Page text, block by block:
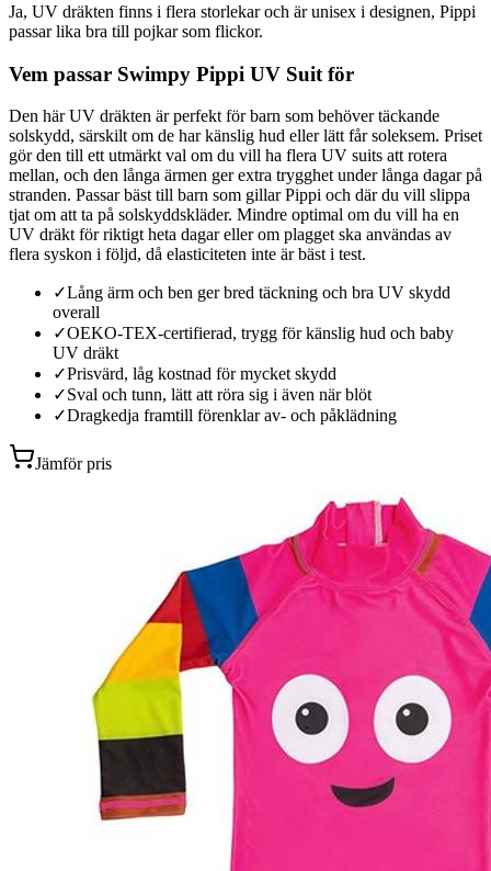
Ja, UV dräkten finns i flera storlekar och är unisex i designen, Pippi
passar lika bra till pojkar som flickor.
Vem passar Swimpy Pippi UV Suit för
Den här UV dräkten är perfekt för barn som behöver täckande
solskydd, särskilt om de har känslig hud eller lätt får soleksem. Priset
gör den till ett utmärkt val om du vill ha flera UV suits att rotera
mellan, och den långa ärmen ger extra trygghet under långa dagar på
stranden. Passar bäst till barn som gillar Pippi och där du vill slippa
tjat om att ta på solskyddskläder. Mindre optimal om du vill ha en
UV dräkt för riktigt heta dagar eller om plagget ska användas av
flera syskon i följd, då elasticiteten inte är bäst i test.
✓Lång ärm och ben ger bred täckning och bra UV skydd
overall
✓OEKO-TEX-certifierad, trygg för känslig hud och baby
UV dräkt
✓Prisvärd, låg kostnad för mycket skydd
✓Sval och tunn, lätt att röra sig i även när blöt
✓Dragkedja framtill förenklar av- och påklädning
Jämför pris